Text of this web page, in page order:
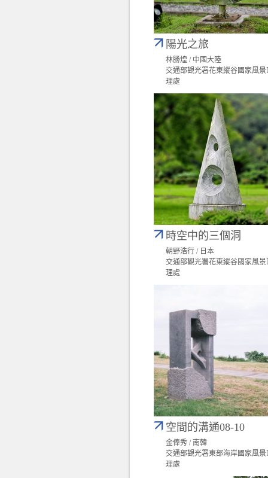
陽光之旅
林勝煌 / 中國大陸
交通部觀光署花東縱谷國家風景
理處
時空中的三個洞
朝野浩行 / 日本
交通部觀光署花東縱谷國家風景
理處
空間的溝通08-10
金俸秀 / 南韓
交通部觀光署東部海岸國家風景
理處